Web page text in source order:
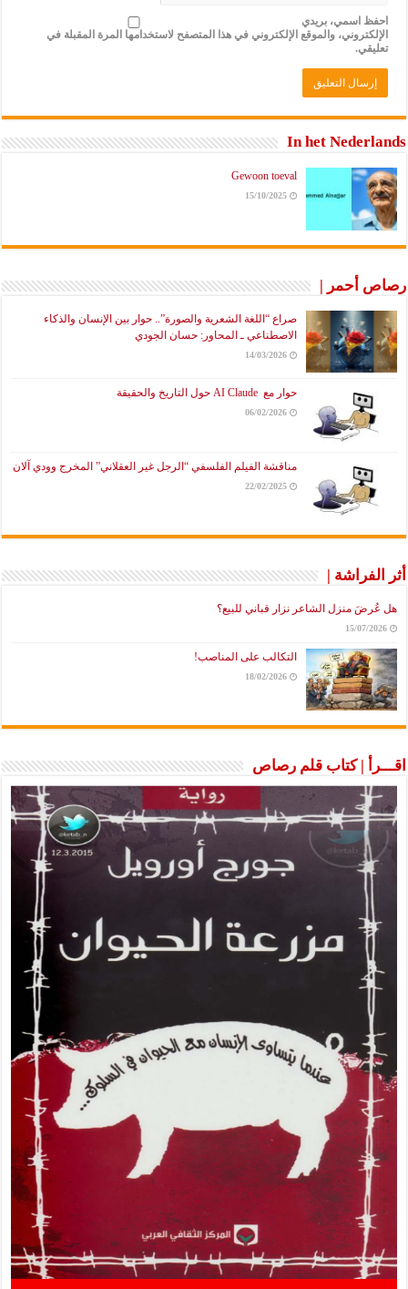
احفظ اسمي، بريدي
الإلكتروني، والموقع الإلكتروني في هذا المتصفح لاستخدامها المرة المقبلة في
تعليقي.
In het Nederlands
Gewoon toeval
15/10/2025
رصاص أحمر |
صراع “اللغة الشعرية والصورة”.. حوار بين الإنسان والذكاء
الاصطناعي ـ المحاور: حسان الجودي
14/03/2026
حوار مع AI Claude حول التاريخ والحقيقة
06/02/2026
مناقشة الفيلم الفلسفي “الرجل غير العقلاني” المخرج وودي آلان
22/02/2025
أثر الفراشة |
هل عُرضَ منزل الشاعر نزار قباني للبيع؟
15/07/2026
التكالب على المناصب!
18/02/2026
اقـــرأ | كتاب قلم رصاص